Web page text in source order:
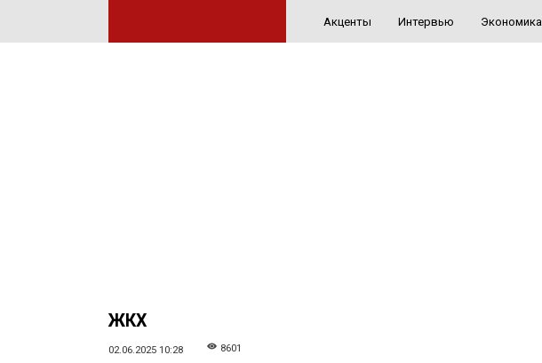
Акценты Интервью Экономика
ЖКХ
02.06.2025 10:28 8601